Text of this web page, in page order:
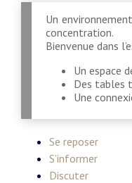
Un
concentration.
Bienvenue dans
Un espace
Des tables
Une
Se reposer
S’informer
Discuter